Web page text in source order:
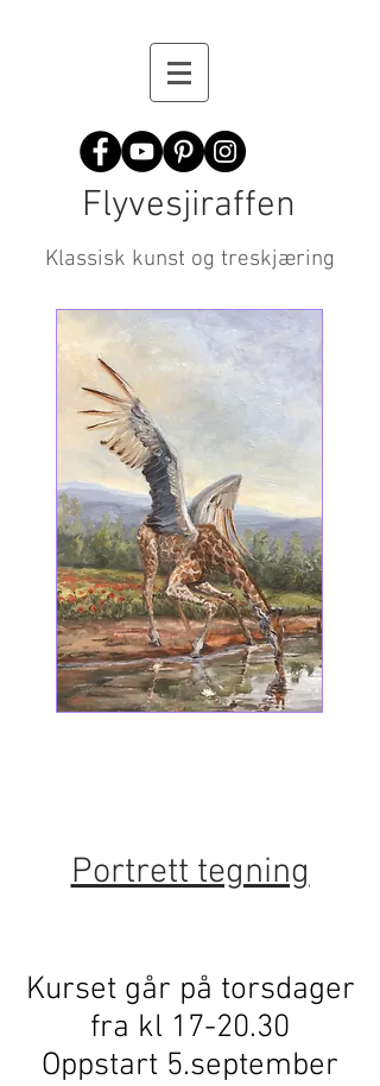
Flyvesjiraffen
Klassisk kunst og treskjæring
Portrett tegning
Kurset går på torsdager
fra kl 17-20.30
Oppstart 5.september